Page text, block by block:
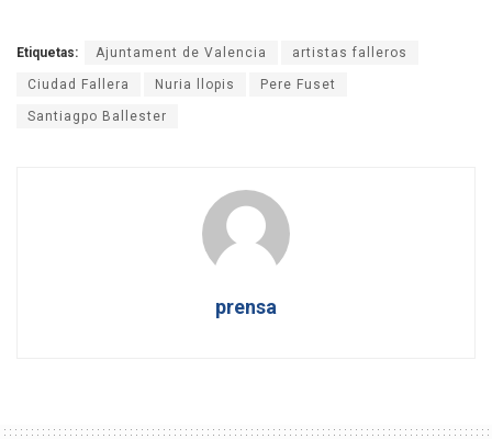
Etiquetas: Ajuntament de Valencia artistas falleros
Ciudad Fallera Nuria llopis Pere Fuset
Santiagpo Ballester
prensa